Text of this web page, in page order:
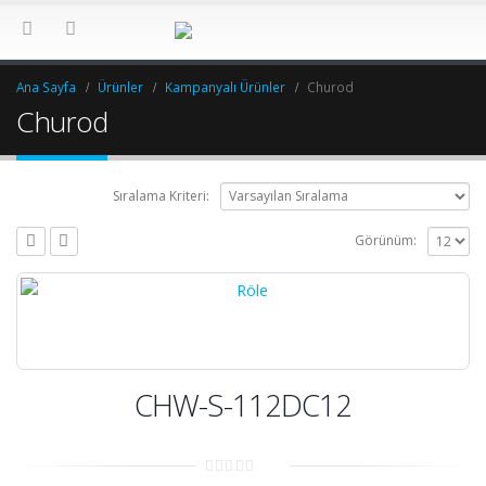
Ana Sayfa Ürünler Kampanyalı Ürünler Churod
Churod
Sıralama Kriteri:
Görünüm:
CHW-S-112DC12